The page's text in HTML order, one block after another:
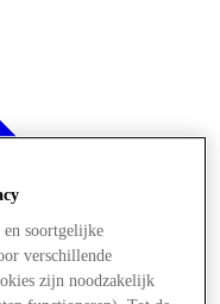
en soortgelijke
verschillende
zijn noodzakelijk